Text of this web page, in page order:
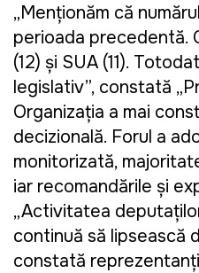
„Menționăm că
perioada precedentă.
(12) și SUA (11).
legislativ”, constată
Organizația a mai
decizională. Forul a
monitorizată,
iar recomandările și
„Activitatea
continuă să lipsească
constată